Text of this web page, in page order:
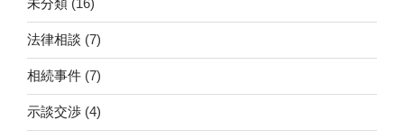
未分類 (16)
法律相談 (7)
相続事件 (7)
示談交渉 (4)